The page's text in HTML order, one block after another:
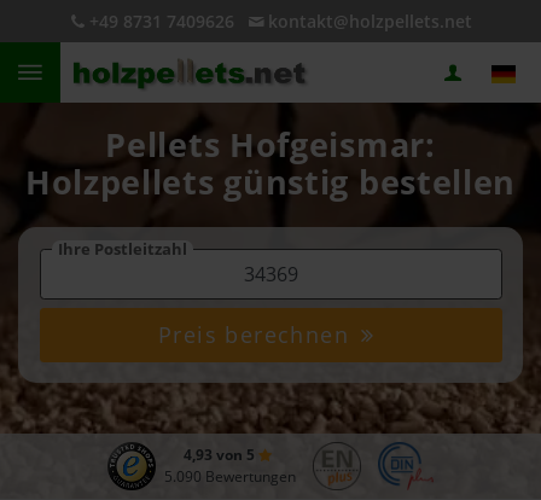
+49 8731 7409626 kontakt@holzpellets.net
Pellets Hofgeismar:
Holzpellets günstig bestellen
Ihre Postleitzahl
Preis berechnen
4,93 von 5
5.090 Bewertungen